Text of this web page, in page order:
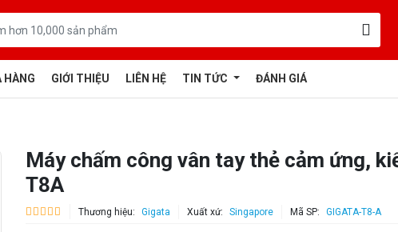
HÀNG GIỚI THIỆU LIÊN HỆ TIN TỨC ĐÁNH GIÁ
Máy chấm công vân tay thẻ cảm ứng,
T8A
Thương hiệu: Gigata Xuất xứ: Singapore Mã SP: GIGATA-T8-A